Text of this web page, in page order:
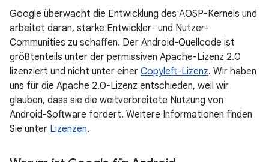
Google überwacht die Entwicklung des AOSP-Kernels und
arbeitet daran, starke Entwickler- und Nutzer-
Communities zu schaffen. Der Android-Quellcode ist
größtenteils unter der permissiven Apache-Lizenz 2.0
lizenziert und nicht unter einer Copyleft-Lizenz. Wir haben
uns für die Apache 2.0-Lizenz entschieden, weil wir
glauben, dass sie die weitverbreitete Nutzung von
Android-Software fördert. Weitere Informationen finden
Sie unter Lizenzen.